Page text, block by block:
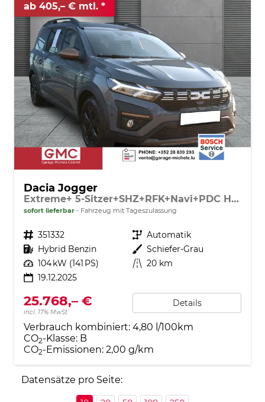
ab 405,– € mtl.
Dacia Jogger
Extreme+ 5-Sitzer+SHZ+RFK+Navi+PDC Hybrid 140
sofort lieferbar Fahrzeug mit Tageszulassung
Fahrzeugnr. 351332 Getriebe Automatik
Kraftstoff Hybrid Benzin Außenfarbe Schiefer-Grau
Leistung 104 kW (141 PS) Kilometerstand 20 km
19.12.2025
25.768,– €
incl. 17% MwSt.
Details
Verbrauch kombiniert: 4,80 l/100km
CO2-Klasse: B
CO2-Emissionen: 2,00 g/km
Datensätze pro Seite: